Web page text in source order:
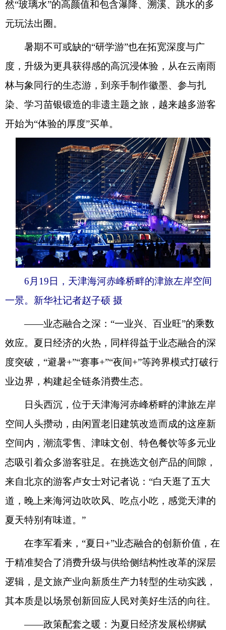
然“玻璃水”的高颜值和包含瀑降、溯溪、跳水的多
元玩法出圈。
暑期不可或缺的“研学游”也在拓宽深度与广
度，升级为更具获得感的高沉浸体验，从在云南雨
林与象同行的生态游，到亲手制作徽墨、参与扎
染、学习苗银锻造的非遗主题之旅，越来越多游客
开始为“体验的厚度”买单。
6月19日，天津海河赤峰桥畔的津旅左岸空间
一景。新华社记者赵子硕 摄
——业态融合之深：“一业兴、百业旺”的乘数
效应。夏日经济的火热，同样得益于业态融合的深
度突破，“避暑+”“赛事+”“夜间+”等跨界模式打破行
业边界，构建起全链条消费生态。
日头西沉，位于天津海河赤峰桥畔的津旅左岸
空间人头攒动，由闲置老旧建筑改造而成的这座新
空间内，潮流零售、津味文创、特色餐饮等多元业
态吸引着众多游客驻足。在挑选文创产品的间隙，
来自北京的游客卢女士对记者说：“白天逛了五大
道，晚上来海河边吹吹风、吃点小吃，感觉天津的
夏天特别有味道。”
在李军看来，“夏日+”业态融合的创新价值，在
于精准契合了消费升级与供给侧结构性改革的深层
逻辑，是文旅产业向新质生产力转型的生动实践，
其本质是以场景创新回应人民对美好生活的向往。
——政策配套之暖：为夏日经济发展松绑赋